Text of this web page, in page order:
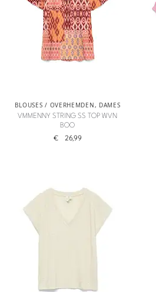
BLOUSES / OVERHEMDEN, DAMES
VMMENNY STRING SS TOP WVN
BOO
€ 26,99